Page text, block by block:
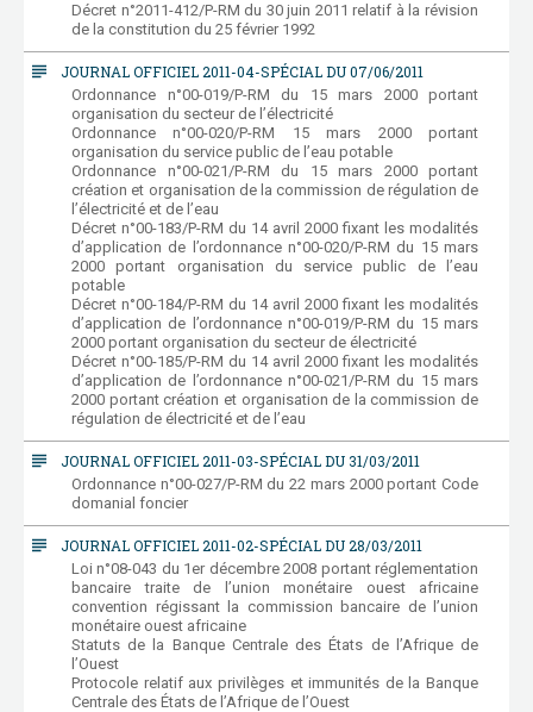
Décret n°2011-412/P-RM du 30 juin 2011 relatif à la révision
de la constitution du 25 février 1992
subject JOURNAL OFFICIEL 2011-04-SPÉCIAL DU 07/06/2011
Ordonnance n°00-019/P-RM du 15 mars 2000 portant
organisation du secteur de l’électricité
Ordonnance n°00-020/P-RM 15 mars 2000 portant
organisation du service public de l’eau potable
Ordonnance n°00-021/P-RM du 15 mars 2000 portant
création et organisation de la commission de régulation de
l’électricité et de l’eau
Décret n°00-183/P-RM du 14 avril 2000 fixant les modalités
d’application de l’ordonnance n°00-020/P-RM du 15 mars
2000 portant organisation du service public de l’eau
potable
Décret n°00-184/P-RM du 14 avril 2000 fixant les modalités
d’application de l’ordonnance n°00-019/P-RM du 15 mars
2000 portant organisation du secteur de électricité
Décret n°00-185/P-RM du 14 avril 2000 fixant les modalités
d’application de l’ordonnance n°00-021/P-RM du 15 mars
2000 portant création et organisation de la commission de
régulation de électricité et de l’eau
subject JOURNAL OFFICIEL 2011-03-SPÉCIAL DU 31/03/2011
Ordonnance n°00-027/P-RM du 22 mars 2000 portant Code
domanial foncier
subject JOURNAL OFFICIEL 2011-02-SPÉCIAL DU 28/03/2011
Loi n°08-043 du 1er décembre 2008 portant réglementation
bancaire traite de l’union monétaire ouest africaine
convention régissant la commission bancaire de l’union
monétaire ouest africaine
Statuts de la Banque Centrale des États de l’Afrique de
l’Ouest
Protocole relatif aux privilèges et immunités de la Banque
Centrale des États de l’Afrique de l’Ouest